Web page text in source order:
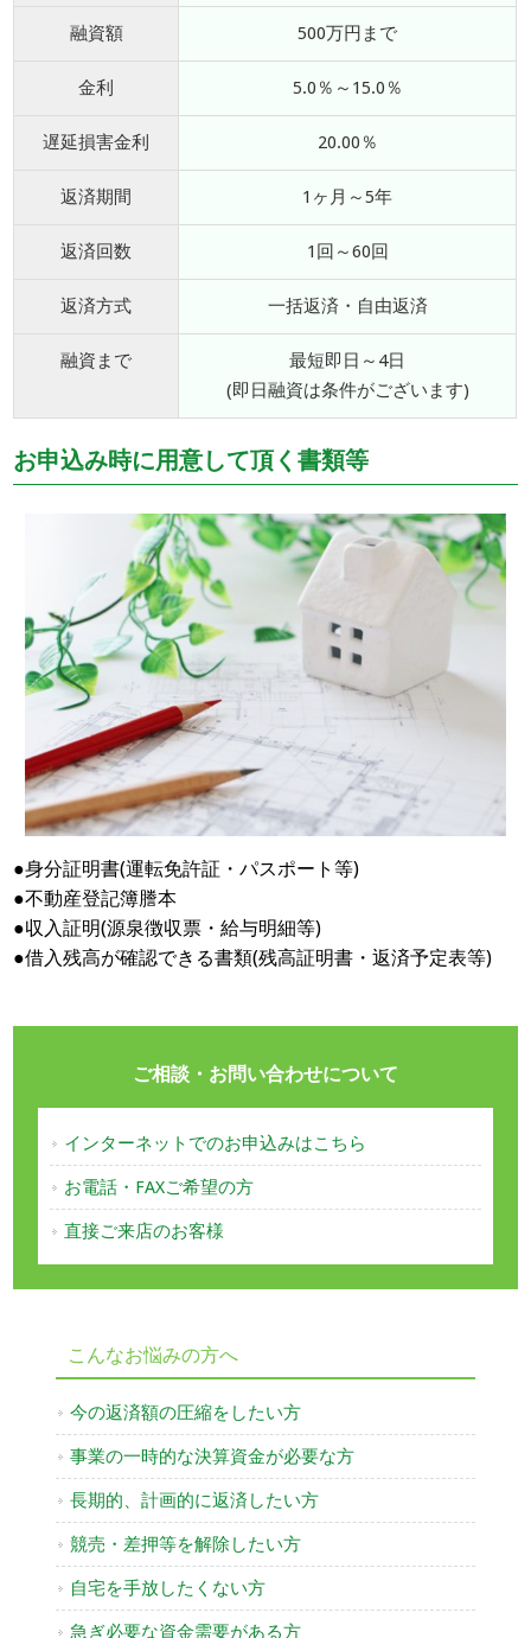
融資額 500万円まで
金利 5.0％～15.0％
遅延損害金利 20.00％
返済期間 1ヶ月～5年
返済回数 1回～60回
返済方式 一括返済・自由返済
融資まで
最短即日～4日
(即日融資は条件がございます)
お申込み時に用意して頂く書類等
●身分証明書(運転免許証・パスポート等)
●不動産登記簿謄本
●収入証明(源泉徴収票・給与明細等)
●借入残高が確認できる書類(残高証明書・返済予定表等)
ご相談・お問い合わせについて
インターネットでのお申込みはこちら
お電話・FAXご希望の方
直接ご来店のお客様
こんなお悩みの方へ
今の返済額の圧縮をしたい方
事業の一時的な決算資金が必要な方
長期的、計画的に返済したい方
競売・差押等を解除したい方
自宅を手放したくない方
急ぎ必要な資金需要がある方